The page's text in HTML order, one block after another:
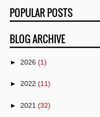
POPULAR POSTS
BLOG ARCHIVE
► 2026 (1)
► 2022 (11)
► 2021 (32)